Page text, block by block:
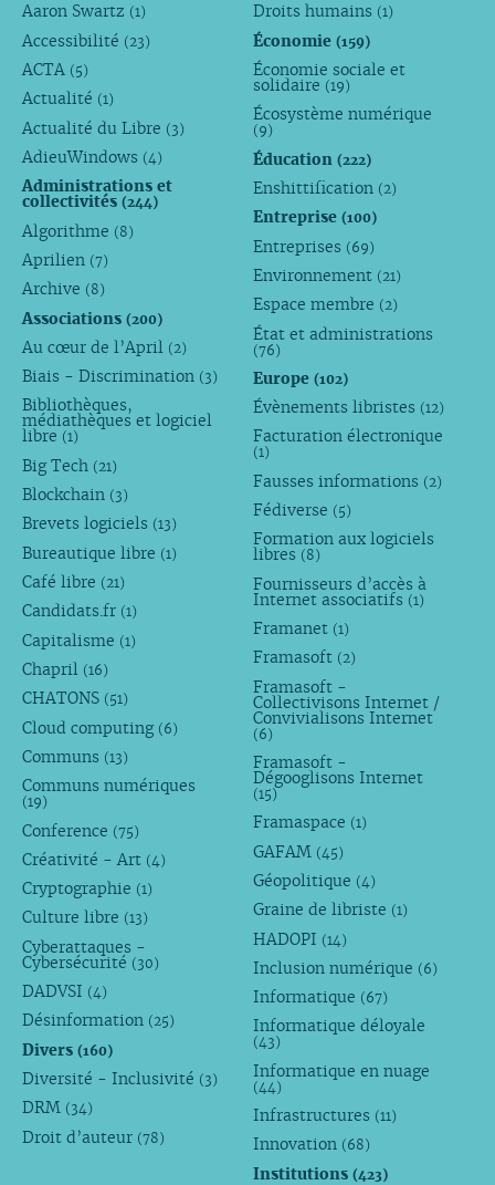
Aaron Swartz (1)
Accessibilité (23)
ACTA (5)
Actualité (1)
Actualité du Libre (3)
AdieuWindows (4)
Administrations et
collectivités (244)
Algorithme (8)
Aprilien (7)
Archive (8)
Associations (200)
Au cœur de l’April (2)
Biais - Discrimination (3)
Bibliothèques,
médiathèques et logiciel
libre (1)
Big Tech (21)
Blockchain (3)
Brevets logiciels (13)
Bureautique libre (1)
Café libre (21)
Candidats.fr (1)
Capitalisme (1)
Chapril (16)
CHATONS (51)
Cloud computing (6)
Communs (13)
Communs numériques
(19)
Conference (75)
Créativité - Art (4)
Cryptographie (1)
Culture libre (13)
Cyberattaques -
Cybersécurité (30)
DADVSI (4)
Désinformation (25)
Divers (160)
Diversité - Inclusivité (3)
DRM (34)
Droit d’auteur (78)
Droits humains (1)
Économie(159)
Économie sociale et
solidaire (19)
Écosystème numérique
(9)
Éducation(222)
Enshittification (2)
Entreprise(100)
Entreprises (69)
Environnement (21)
Espace membre (2)
État et administrations
(76)
Europe(102)
Évènements libristes (12)
Facturation électronique
(1)
Fausses informations (2)
Fédiverse (5)
Formation aux logiciels
libres (8)
Fournisseurs d’accès à
Internet associatifs (1)
Framanet (1)
Framasoft (2)
Framasoft -
Collectivisons Internet /
Convivialisons Internet
(6)
Framasoft -
Dégooglisons Internet
(15)
Framaspace (1)
GAFAM (45)
Géopolitique (4)
Graine de libriste (1)
HADOPI (14)
Inclusion numérique (6)
Informatique (67)
Informatique déloyale
(43)
Informatique en nuage
(44)
Infrastructures (11)
Innovation (68)
Institutions(423)